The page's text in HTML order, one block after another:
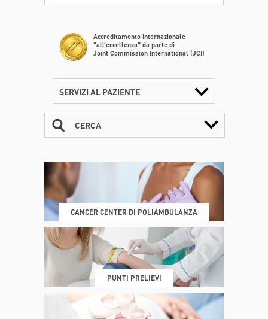
Accreditamento internazionale
“all’eccellenza” da parte di
Joint Commission International (JCI)
SERVIZI AL PAZIENTE
DOVE SIAMO ESAMI E VISITE
PRENOTA MY POLI
CERCA
CANCER CENTER DI POLIAMBULANZA
PUNTI PRELIEVI